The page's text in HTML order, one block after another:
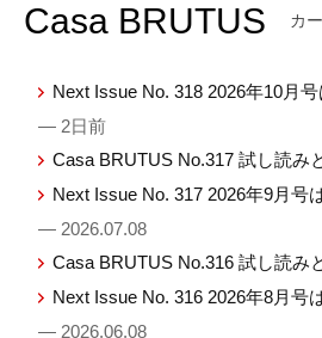
Casa BRUTUS カ
Next Issue No. 318 2026年10月号
— 2日前
Casa BRUTUS No.317 試し読み
Next Issue No. 317 2026年9月号
— 2026.07.08
Casa BRUTUS No.316 試し読み
Next Issue No. 316 2026年8月号
— 2026.06.08